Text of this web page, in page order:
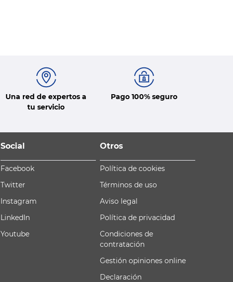
Una red de expertos a
tu servicio
Pago 100% seguro
Social
Facebook
Twitter
Instagram
LinkedIn
Youtube
Otros
Política de cookies
Términos de uso
Aviso legal
Política de privacidad
Condiciones de
contratación
Gestión opiniones online
Declaración